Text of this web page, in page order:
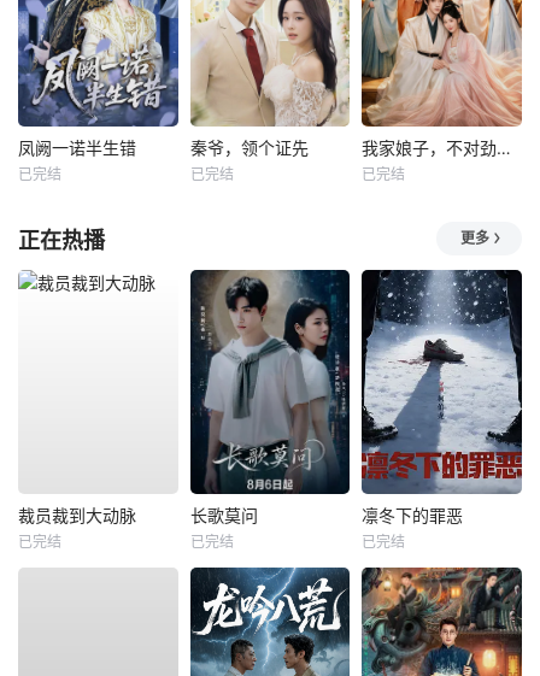
凤阙一诺半生错
已完结
秦爷，领个证先
已完结
我家娘子，不对劲第四季
已完结
正在热播 更多
裁员裁到大动脉
已完结
长歌莫问
已完结
凛冬下的罪恶
已完结